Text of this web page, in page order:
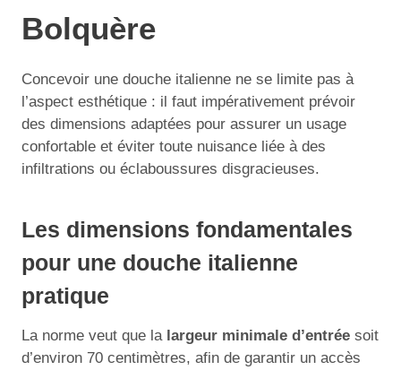
Bolquère
Concevoir une douche italienne ne se limite pas à
l’aspect esthétique : il faut impérativement prévoir
des dimensions adaptées pour assurer un usage
confortable et éviter toute nuisance liée à des
infiltrations ou éclaboussures disgracieuses.
Les dimensions fondamentales
pour une douche italienne
pratique
La norme veut que la largeur minimale d’entrée soit
d’environ 70 centimètres, afin de garantir un accès